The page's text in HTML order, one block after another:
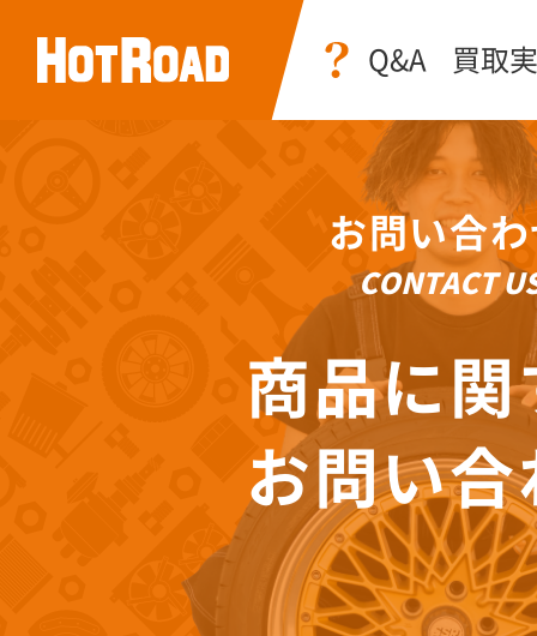
Q&A 買取
お問い合
CONTACT
商品に関
お問い合